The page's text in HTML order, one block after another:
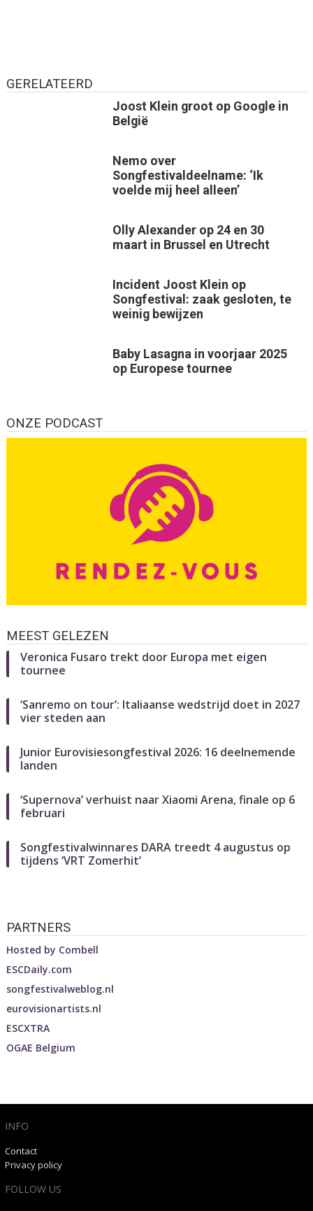
GERELATEERD
Joost Klein groot op Google in
België
Nemo over
Songfestivaldeelname: ‘Ik
voelde mij heel alleen’
Olly Alexander op 24 en 30
maart in Brussel en Utrecht
Incident Joost Klein op
Songfestival: zaak gesloten, te
weinig bewijzen
Baby Lasagna in voorjaar 2025
op Europese tournee
ONZE PODCAST
MEEST GELEZEN
Veronica Fusaro trekt door Europa met eigen
tournee
‘Sanremo on tour’: Italiaanse wedstrijd doet in 2027
vier steden aan
Junior Eurovisiesongfestival 2026: 16 deelnemende
landen
‘Supernova’ verhuist naar Xiaomi Arena, finale op 6
februari
Songfestivalwinnares DARA treedt 4 augustus op
tijdens ‘VRT Zomerhit’
PARTNERS
Hosted by Combell
ESCDaily.com
songfestivalweblog.nl
eurovisionartists.nl
ESCXTRA
OGAE Belgium
INFO
Contact
Privacy policy
FOLLOW US